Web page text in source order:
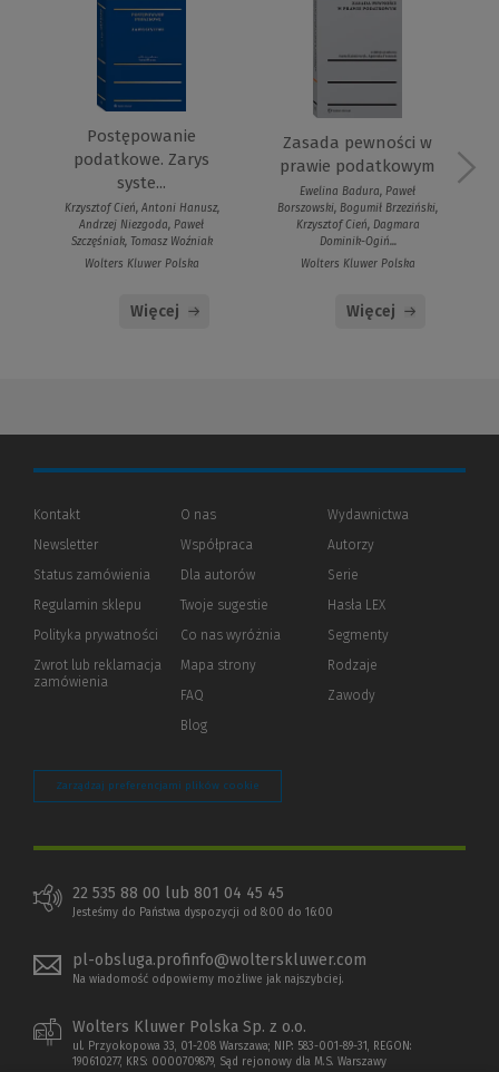
Postępowanie
podatkowe. Zarys
syste...
Krzysztof Cień, Antoni Hanusz,
Andrzej Niezgoda, Paweł
Szczęśniak, Tomasz Woźniak
Wolters Kluwer Polska
Więcej
Zasada pewności w
prawie podatkowym
Ewelina Badura, Paweł
Borszowski, Bogumił Brzeziński,
Krzysztof Cień, Dagmara
Dominik-Ogiń...
Wolters Kluwer Polska
Więcej
Kontakt
Newsletter
Status zamówienia
Regulamin sklepu
Polityka prywatności (Nowe
(Link
innej
Zwrot lub reklamacja
zamówienia
O nas
Współpraca
Dla autorów(Nowe
(Link
innej
strony)
Twoje sugestie
Co nas wyróżnia
Mapa strony
FAQ
Blog
Wydawnictwa
Autorzy
Serie
Hasła LEX
Segmenty
Rodzaje
Zawody
Zarządzaj preferencjami plików cookie
22 535 88 00 lub 801 04 45 45
Jesteśmy do Państwa dyspozycji od 8:00 do 16:00
pl-obsluga.profinfo@wolterskluwer.com
Na wiadomość odpowiemy możliwe jak najszybciej.
Wolters Kluwer Polska Sp. z o.o.
ul. Przyokopowa 33, 01-208 Warszawa; NIP: 583-001-89-31, REGON:
190610277, KRS: 0000709879, Sąd rejonowy dla M.S. Warszawy